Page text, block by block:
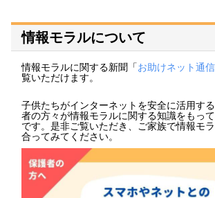
情報モラルについて
情報モラルに関する新聞「お助けネット通信
覧いただけます。
子供たちがインターネットを安全に活用す
者の方々が情報モラルに関する知識をもっ
です。是非ご覧いただき、ご家族で情報モ
合ってみてください。